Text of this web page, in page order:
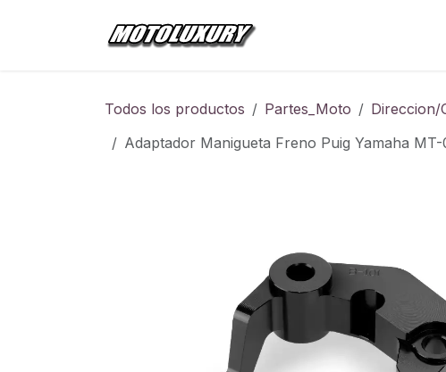
Todos los productos Partes_Moto Direccion/
Adaptador Manigueta Freno Puig Yamaha